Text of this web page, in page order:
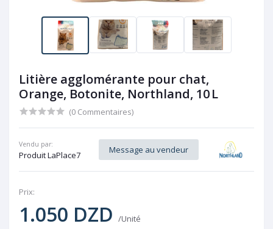
Litière agglomérante pour chat,
Orange, Botonite, Northland, 10 L
(0 Commentaires)
Vendu par:
Produit LaPlace7
Message au vendeur
Prix:
1.050 DZD /Unité